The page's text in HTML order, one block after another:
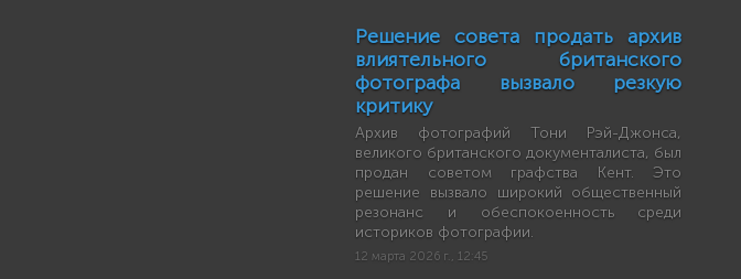
Решение совета продать архив
влиятельного британского
фотографа вызвало резкую
критику
Архив фотографий Тони Рэй-Джонса,
великого британского документалиста, был
продан советом графства Кент. Это
решение вызвало широкий общественный
резонанс и обеспокоенность среди
историков фотографии.
12 марта 2026 г., 12:45